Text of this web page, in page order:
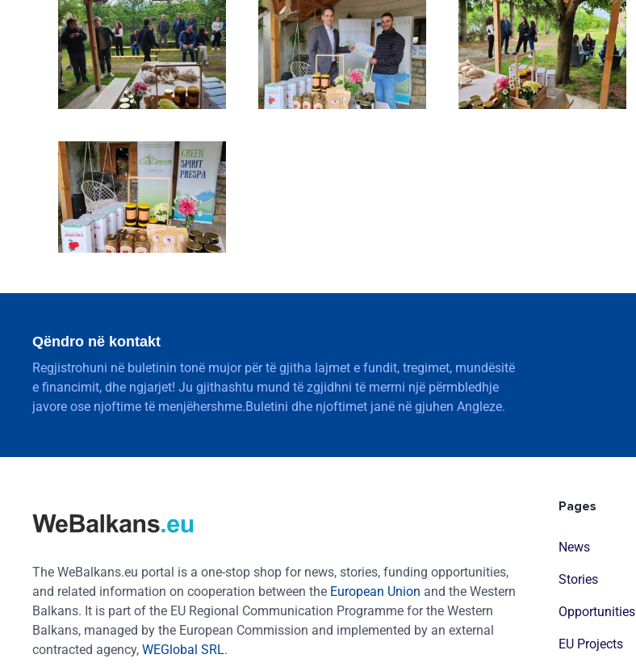
Qëndro në kontakt
Regjistrohuni në buletinin tonë mujor për të gjitha lajmet e fundit, tregimet, mundësitë
e financimit, dhe ngjarjet! Ju gjithashtu mund të zgjidhni të merrni një përmbledhje
javore ose njoftime të menjëhershme.Buletini dhe njoftimet janë në gjuhen Angleze.
The WeBalkans.eu portal is a one-stop shop for news, stories, funding opportunities,
and related information on cooperation between the European Union and the Western
Balkans. It is part of the EU Regional Communication Programme for the Western
Balkans, managed by the European Commission and implemented by an external
contracted agency, WEGlobal SRL.
Pages
News
Stories
Opportunities
EU Projects